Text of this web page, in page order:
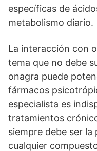
específicas de
metabolismo diario.
La interacción con
tema que no debe
onagra puede
fármacos
especialista es
tratamientos
siempre debe ser
cualquier